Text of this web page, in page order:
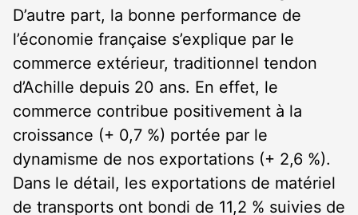
D’autre part, la bonne performance de
l’économie française s’explique par le
commerce extérieur, traditionnel tendon
d’Achille depuis 20 ans. En effet, le
commerce contribue positivement à la
croissance (+ 0,7 %) portée par le
dynamisme de nos exportations (+ 2,6 %).
Dans le détail, les exportations de matériel
de transports ont bondi de 11,2 % suivies de